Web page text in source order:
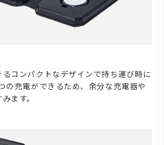
コンパクトなデザインで持ち運び時に
の充電ができるため、余分な充電器や
ます。